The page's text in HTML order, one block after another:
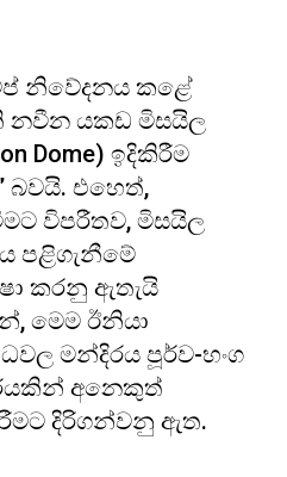
නිවේදනය කළේ
නවීන යකඩ මිසයිල
Dome) ඉදිකිරීම
බවයි. එහෙත්,
විපරීතව, මිසයිල
පළිගැනීමේ
කරනු ඇතැයි
මෙම ඊනියා
මන්දිරය පූර්ව-භංග
අනෙකුත්
දිරිගන්වනු ඇත.